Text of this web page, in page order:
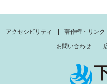
アクセシビリティ 著作権・リンク
お問い合わせ